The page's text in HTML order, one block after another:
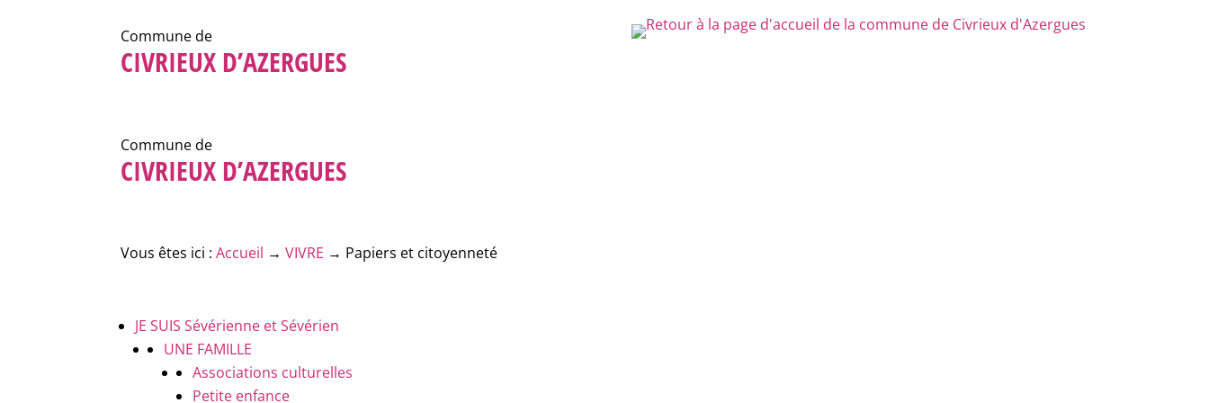
Commune de
CIVRIEUX D’AZERGUES
Commune de
CIVRIEUX D’AZERGUES
Vous êtes ici :Accueil →VIVRE → Papiers et citoyenneté
JE SUIS Sévérienne et Sévérien
UNE FAMILLE
Associations culturelles
Petite enfance